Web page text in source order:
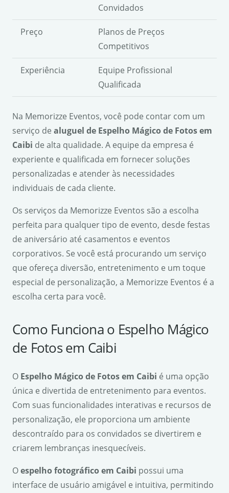
Convidados
Preço
Planos de Preços
Competitivos
Experiência
Equipe Profissional
Qualificada
Na Memorizze Eventos, você pode contar com um
serviço de aluguel de Espelho Mágico de Fotos em
Caibi de alta qualidade. A equipe da empresa é
experiente e qualificada em fornecer soluções
personalizadas e atender às necessidades
individuais de cada cliente.
Os serviços da Memorizze Eventos são a escolha
perfeita para qualquer tipo de evento, desde festas
de aniversário até casamentos e eventos
corporativos. Se você está procurando um serviço
que ofereça diversão, entretenimento e um toque
especial de personalização, a Memorizze Eventos é a
escolha certa para você.
Como Funciona o Espelho Mágico
de Fotos em Caibi
O Espelho Mágico de Fotos em Caibi é uma opção
única e divertida de entretenimento para eventos.
Com suas funcionalidades interativas e recursos de
personalização, ele proporciona um ambiente
descontraído para os convidados se divertirem e
criarem lembranças inesquecíveis.
Oespelho fotográfico em Caibi possui uma
interface de usuário amigável e intuitiva, permitindo